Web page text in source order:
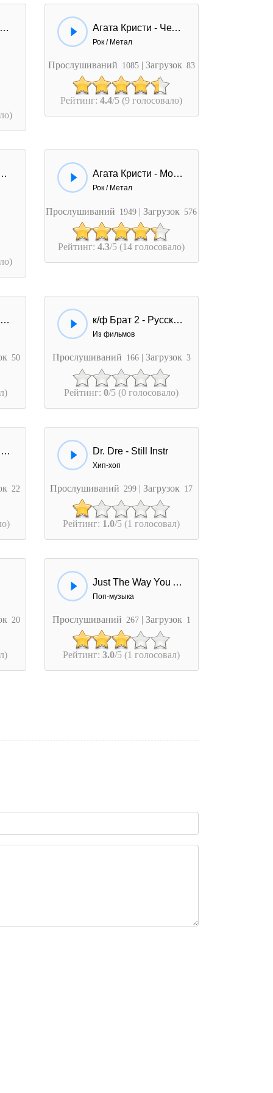
Агата Кристи - Опиум Для Никого Агата Кристи - Четыре Слова
Рок / Метал
Прослушиваний 1085 | Загрузок 83
Рейтинг:4.4/5 (9 голосовало)
Ковер-Вертолет Агата Кристи - Моряк (Вино и Гашиш)
Рок / Метал
Прослушиваний 1949 | Загрузок 576
Рейтинг:4.3/5 (14 голосовало)
Ария - Баллада О Древнерусском Войне
50
к/ф Брат 2 - Русский на войне своих...
Из фильмов
Прослушиваний 166 | Загрузок 3
Рейтинг:0/5 (0 голосовало)
Kim Kay - Li La Li Instr
22
Dr. Dre - Still Instr
Хип-хоп
Прослушиваний 299 | Загрузок 17
Рейтинг: 1.0/5 (1 голосовал)
20
Just The Way You Are Instr
Поп-музыка
Прослушиваний 267 | Загрузок 1
Рейтинг:3.0/5 (1 голосовал)